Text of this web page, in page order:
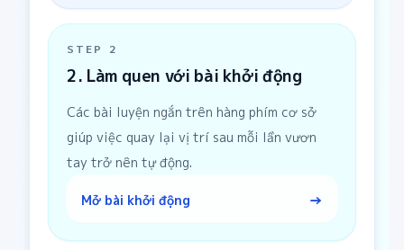
STEP 2
2. Làm quen với bài khởi động
Các bài luyện ngắn trên hàng phím cơ sở
giúp việc quay lại vị trí sau mỗi lần vươn
tay trở nên tự động.
Mở bài khởi động →